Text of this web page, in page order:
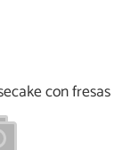
con fresas